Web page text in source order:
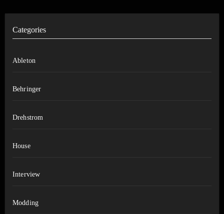
Categories
Ableton
Behringer
Drehstrom
House
Interview
Modding